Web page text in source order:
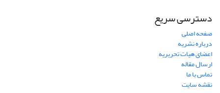
دسترسی سریع
صفحه اصلی
درباره نشریه
اعضای هیات تحریریه
ارسال مقاله
تماس با ما
نقشه سایت